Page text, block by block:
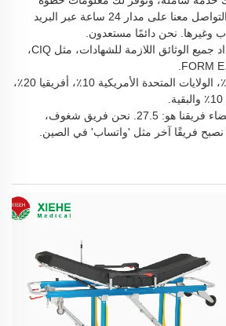
بخطوة مع الصور. يمكنك التواصل معنا على مدار 24 ساعة عبر البريد
وغيرها. نحن دائمًا مستعدون.
يمكننا إعداد جميع الوثائق اللازمة للشهادات، مثل CIQ،
أوروبا 20٪، الولايات المتحدة الأمريكية 10٪، أفريقيا 20٪،
متوسط عمر أعضاء فريقنا هو: 27.5. نحن فريق شغوف،
فريقًا آخر مثل 'واتساب' في الصين.